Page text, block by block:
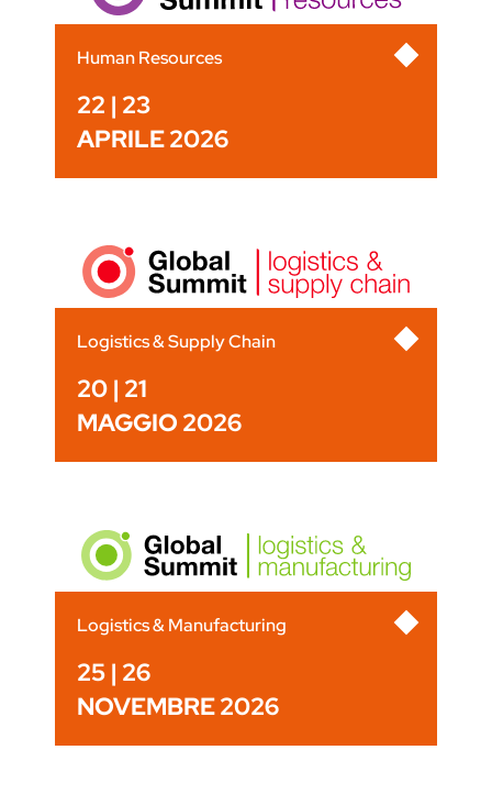
Human Resources
22 | 23
APRILE 2026
Logistics & Supply Chain
20 | 21
MAGGIO 2026
Logistics & Manufacturing
25 | 26
NOVEMBRE 2026